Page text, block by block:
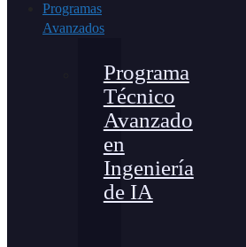
Programas
Avanzados
Programa
Técnico
Avanzado
en
Ingeniería
de IA